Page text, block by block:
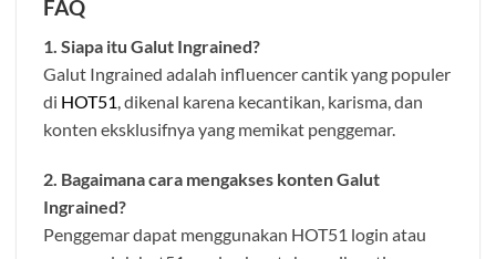
FAQ
1. Siapa itu Galut Ingrained?
Galut Ingrained adalah influencer cantik yang populer
di HOT51 , dikenal karena kecantikan, karisma, dan
konten eksklusifnya yang memikat penggemar.
2. Bagaimana cara mengakses konten Galut
Ingrained?
Penggemar dapat menggunakan HOT51 login atau